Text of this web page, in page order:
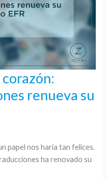
renueva su
papel nos haría tan felices.
ha renovado su